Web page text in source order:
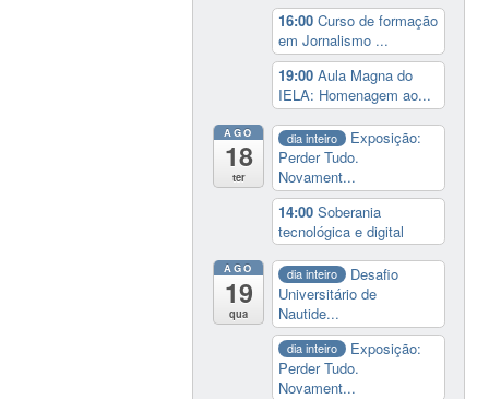
16:00Curso de formação
em Jornalismo ...
19:00Aula Magna do
IELA: Homenagem ao...
AGO
18
ter
dia inteiro
Exposição:
Perder Tudo.
Novament...
14:00Soberania
tecnológica e digital
AGO
19
qua
dia inteiro
Desafio
Universitário de
Nautide...
dia inteiro
Exposição:
Perder Tudo.
Novament...